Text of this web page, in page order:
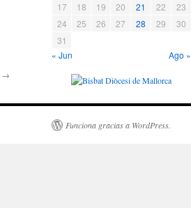
→
17
18 19 20 21 22
23
24
25 26 27 28 29
30
31
« Jun
Ago »
Funciona gracias a WordPress.